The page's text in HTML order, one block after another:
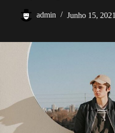
admin Junho 15, 2021